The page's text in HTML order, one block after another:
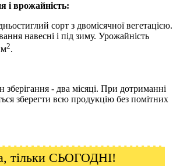
і врожайність:
сорт з двомісячної вегетацією.
навесні і під зиму. Урожайність
м2.
зберігання - два місяці. При дотриманні
зберегти всю продукцію без помітних
тільки СЬОГОДНІ!